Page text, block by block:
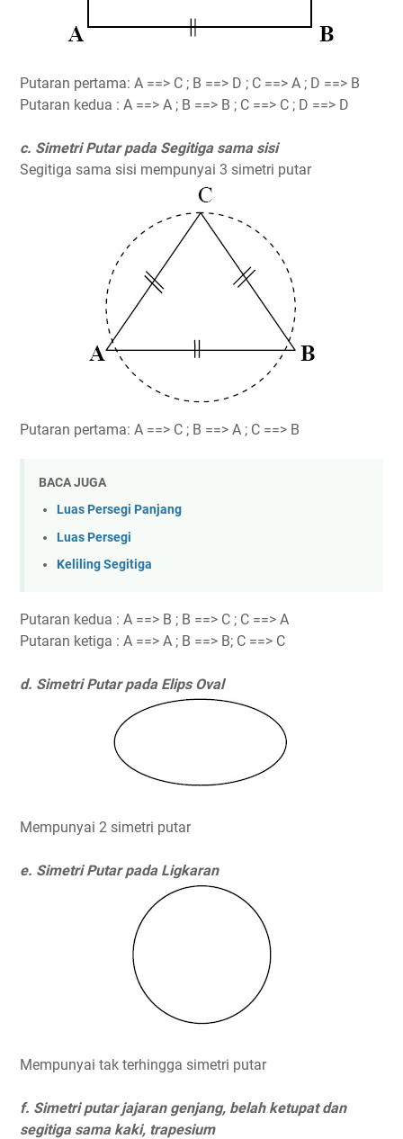
Putaran pertama: A ==> C ; B ==> D ; C ==> A ; D ==> B
Putaran kedua : A ==> A ; B ==> B ; C ==> C ; D ==> D
c. Simetri Putar pada Segitiga sama sisi
Segitiga sama sisi mempunyai 3 simetri putar
Putaran pertama: A ==> C ; B ==> A ; C ==> B
BACA JUGA
Luas Persegi Panjang
Luas Persegi
Keliling Segitiga
Putaran kedua : A ==> B ; B ==> C ; C ==> A
Putaran ketiga : A ==> A ; B ==> B; C ==> C
d. Simetri Putar pada Elips Oval
Mempunyai 2 simetri putar
e. Simetri Putar pada Ligkaran
Mempunyai tak terhingga simetri putar
f. Simetri putar jajaran genjang, belah ketupat dan
segitiga sama kaki, trapesium